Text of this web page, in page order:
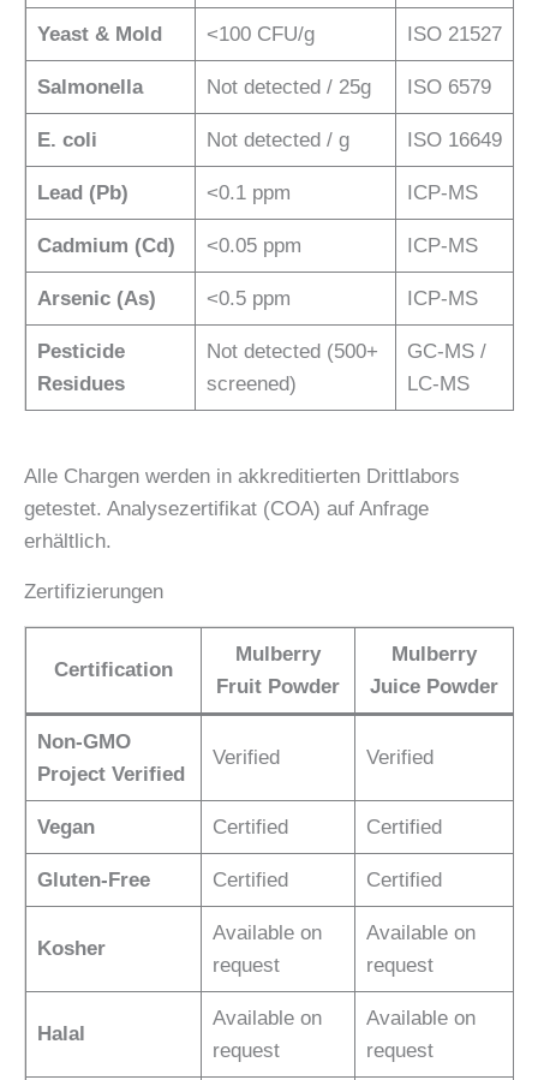
Yeast & Mold <100 CFU/g ISO 21527
Salmonella Not detected / 25g ISO 6579
E. coli Not detected / g ISO 16649
Lead (Pb) <0.1 ppm ICP-MS
Cadmium (Cd) <0.05 ppm ICP-MS
Arsenic (As) <0.5 ppm ICP-MS
Pesticide
Residues
Not detected (500+
screened)
GC-MS /
LC-MS
Alle Chargen werden in akkreditierten Drittlabors
getestet. Analysezertifikat (COA) auf Anfrage
erhältlich.
Zertifizierungen
Certification
Mulberry
Fruit Powder
Mulberry
Juice Powder
Non-GMO
Project Verified
Verified Verified
Vegan Certified Certified
Gluten-Free Certified Certified
Kosher
Available on
request
Available on
request
Halal
Available on
request
Available on
request